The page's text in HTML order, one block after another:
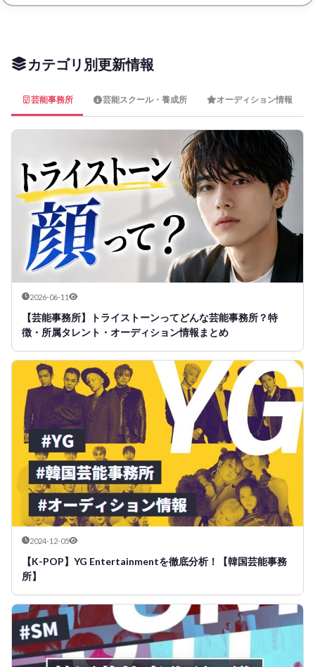
カテゴリ別更新情報
芸能事務所 芸能スクール・養成所 オーディション情報
2026-06-11
【芸能事務所】トライストーンってどんな芸能事務所？特
徴・所属タレント・オーディション情報まとめ
2024-12-05
【K-POP】YG Entertainmentを徹底分析！【韓国芸能事務
所】